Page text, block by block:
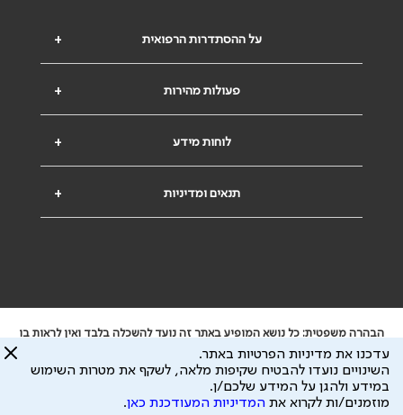
+ על ההסתדרות הרפואית
+ פעולות מהירות
+ לוחות מידע
+ תנאים ומדיניות
הבהרה משפטית: כל נושא המופיע באתר זה נועד להשכלה בלבד ואין לראות בו
ייעוץ רפואי או משפטי. אין הר"י אחראית לתוכן המתפרסם באתר זה ולכל נזק
שעלול להיגרם.
ידוע לי שהר"י אוספת ושומרת מידע אישי לצורך מתן השרות וכי חלק ממנו עשוי
להיות מועבר לצדדים שלישיים, הכל בכפוף למדיניות הפרטיות
עדכנו את מדיניות הפרטיות באתר.
השינויים נועדו להבטיח שקיפות מלאה, לשקף את מטרות השימוש
במידע ולהגן על המידע שלכם/ן.
מוזמנים/ות לקרוא את המדיניות המעודכנת כאן.